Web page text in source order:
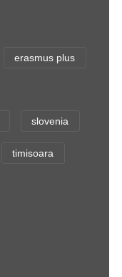
erasmus plus
slovenia
timisoara